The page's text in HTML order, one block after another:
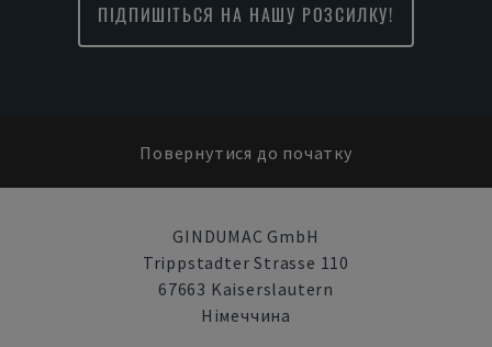
ПІДПИШІТЬСЯ НА НАШУ РОЗСИЛКУ!
Повернутися до початку
GINDUMAC GmbH
Trippstadter Strasse 110
67663 Kaiserslautern
Німеччина